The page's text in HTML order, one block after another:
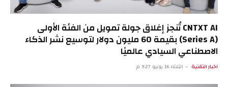
CNTXT AI تُنجز إغلاق جولة تمويل من الفئة الأولى
(Series A) بقيمة 60 مليون دولار لتوسيع نشر الذكاء
الاصطناعي السيادي عالميًا
اخبار التقنية الثلاثاء 16 يونيو 9:27 م